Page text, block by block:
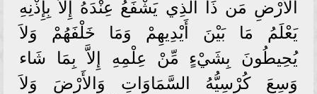
الأَرْضِ مَن ذَا الَّذِي يَشْفَعُ عِنْدَهُ إِلاَّ بِإِذْنِهِ
يَعْلَمُ مَا بَيْنَ أَيْدِيهِمْ وَمَا خَلْفَهُمْ وَلاَ
يُحِيطُونَ بِشَيْءٍ مِّنْ عِلْمِهِ إِلاَّ بِمَا شَاء
وَسِعَ كُرْسِيُّهُ السَّمَاوَاتِ وَالأَرْضَ وَلاَ